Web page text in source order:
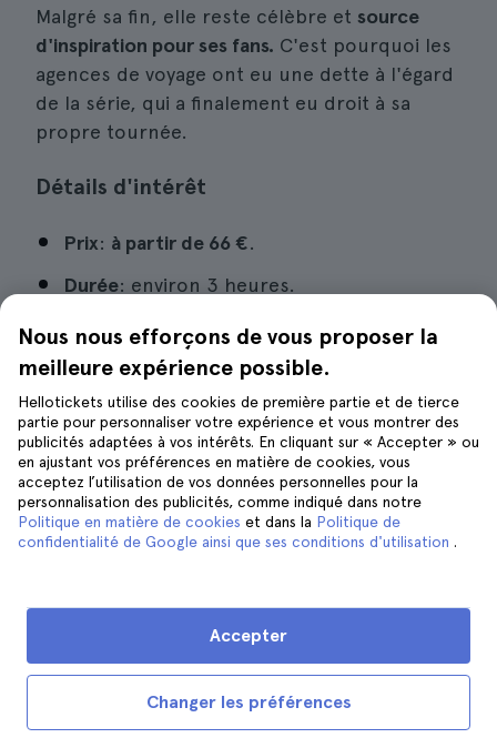
Malgré sa fin, elle reste célèbre et source
d'inspiration pour ses fans. C'est pourquoi les
agences de voyage ont eu une dette à l'égard
de la série, qui a finalement eu droit à sa
propre tournée.
Détails d'intérêt
Prix: à partir de 66 €.
Durée: environ 3 heures.
Moyen de transport : la visite se fait en bus.
Avantages de cette option: Revivre les
meilleurs moments de la série sur les
plateaux de New York.
Inconvénients de cette option: Ne
comprend pas les boissons ni les repas.
Girl à New York
6. Une visite pleine de héros et de
Nous nous efforçons de vous proposer la
meilleure expérience possible.
Hellotickets utilise des cookies de première partie et de tierce
partie pour personnaliser votre expérience et vous montrer des
publicités adaptées à vos intérêts. En cliquant sur « Accepter » ou
en ajustant vos préférences en matière de cookies, vous
acceptez l’utilisation de vos données personnelles pour la
personnalisation des publicités, comme indiqué dans notre
Politique en matière de cookies et dans la Politique de
confidentialité de Google ainsi que ses conditions d'utilisation .
Changer les préférences
Accepter